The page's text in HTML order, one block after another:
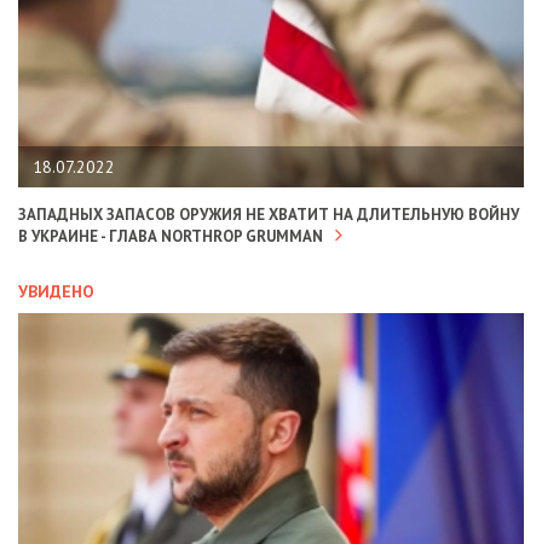
18.07.2022
ЗАПАДНЫХ ЗАПАСОВ ОРУЖИЯ НЕ ХВАТИТ НА ДЛИТЕЛЬНУЮ ВОЙНУ
В УКРАИНЕ - ГЛАВА NORTHROP GRUMMAN
УВИДЕНО